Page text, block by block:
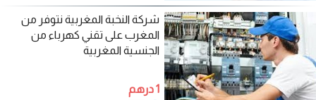
شركة النخبة المغربية نتوفر من
المغرب على تقني كهرباء من
الجنسية المغربية
1 درهم